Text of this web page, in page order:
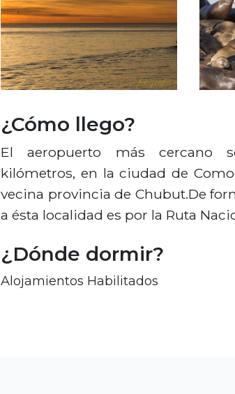
¿Cómo llego?
El aeropuerto más cercano
kilómetros, en la ciudad de
vecina provincia de Chubut.De
a ésta localidad es por la Ruta
¿Dónde dormir?
Alojamientos Habilitados